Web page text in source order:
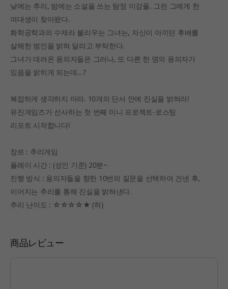
낮에는 추리, 밤에는 소설을 쓰는 탐정 이강울. 그런 그에게 한
여대생이 찾아왔다.
화학공학과의 수재라 불리우는 그녀는, 자신이 아끼던 후배를
살해한 범인을 밝혀 달라고 부탁한다.
그녀가 데려온 용의자들은 그러나, 또 다른 한 명의 용의자가
있음을 밝히게 되는데...?
복잡하게 생각하지 마라. 10개의 단서 안에 진실을 밝혀라!
유진게임즈가 선사하는 첫 번째 미니 프로젝트-로스팅
리포트 시작합니다!
장르 : 추리게임
플레이 시간 : (성인 기준) 20분~
진행 방식 : 용의자들을 향한 10번의 질문을 선택하여 건넨 후,
이어지는 추리를 통해 진실을 밝혀낸다.
추리 난이도 : ☆☆☆☆★ (하)
商品レビュー